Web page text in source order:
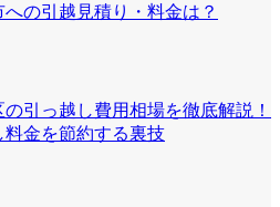
の引越見積り・料金は？
引っ越し費用相場を徹底解説！
金を節約する裏技